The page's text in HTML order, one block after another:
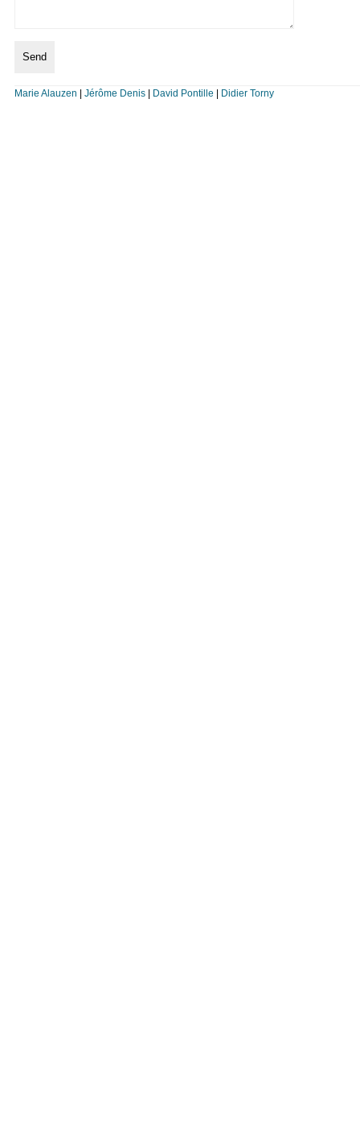
Marie Alauzen Jérôme Denis| David Pontille Didier Torny